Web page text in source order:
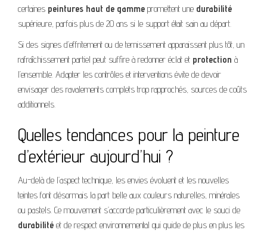
certaines peintures haut de gamme promettent une durabilité
supérieure, parfois plus de 20 ans si le support était sain au départ.
Si des signes d’effritement ou de ternissement apparaissent plus tôt, un
rafraîchissement partiel peut suffire à redonner éclat et protection à
l’ensemble. Adapter les contrôles et interventions évite de devoir
envisager des ravalements complets trop rapprochés, sources de coûts
additionnels.
Quelles tendances pour la peinture
d’extérieur aujourd’hui ?
Au-delà de l’aspect technique, les envies évoluent et les nouvelles
teintes font désormais la part belle aux couleurs naturelles, minérales
ou pastels. Ce mouvement s’accorde particulièrement avec le souci de
durabilité et de respect environnemental qui guide de plus en plus les